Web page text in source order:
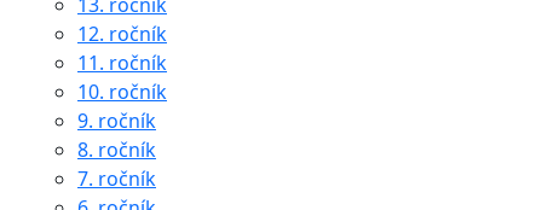
13. ročník
12. ročník
11. ročník
10. ročník
9. ročník
8. ročník
7. ročník